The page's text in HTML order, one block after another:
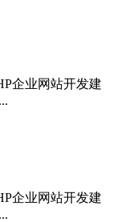
企业网站开发建
企业网站开发建